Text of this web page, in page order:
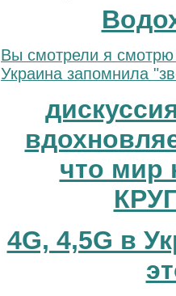
Вы смотрели я
Украина запомнила
что мир
4G, 4,5G в